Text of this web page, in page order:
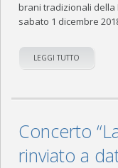
brani tradizionali della
sabato 1 dicembre
LEGGI TUTTO
Concerto
rinviato a